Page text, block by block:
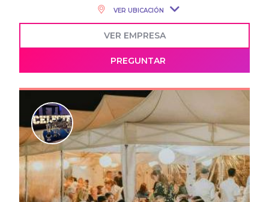
VER UBICACIÓN
VER EMPRESA
PREGUNTAR